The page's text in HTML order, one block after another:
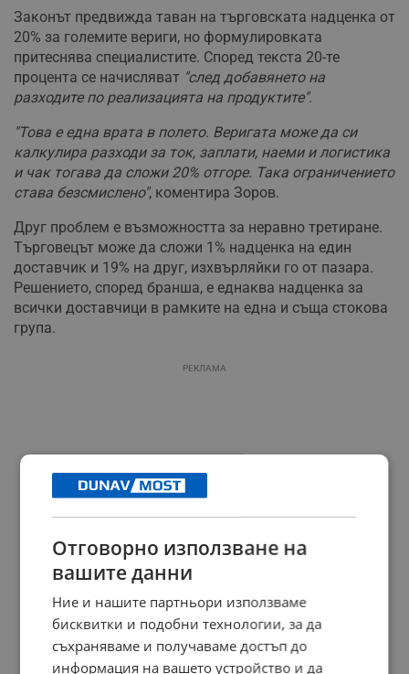
Законът предвижда таван на търговската надценка от
20% за големите вериги, но формулировката
притеснява специалистите. Според текста 20-те
процента се начисляват "след добавянето на
разходите по реализацията на продуктите".
"Това е една врата в полето. Веригата може да си
калкулира разходи за ток, заплати, наеми и логистика
и чак тогава да сложи 20% отгоре. Така ограничението
става безсмислено", коментира Зоров.
Друг проблем е възможността за неравно третиране.
Търговецът може да сложи 1% надценка на един
доставчик и 19% на друг, изхвърляйки го от пазара.
Решението, според бранша, е еднаква надценка за
всички доставчици в рамките на една и съща стокова
група.
РЕКЛАМА
Отговорно използване на
вашите данни
Ние и нашите партньори използваме
бисквитки и подобни технологии, за да
съхраняваме и получаваме достъп до
информация на вашето устройство и да